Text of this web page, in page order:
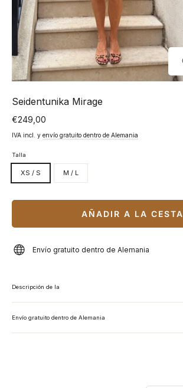
Seidentunika Mirage
Precio
normal
€249,00
IVA incl. y envío gratuito dentro de Alemania
Talla
XS / S M / L
AÑADIR A LA CESTA
Envío gratuito dentro de Alemania
Descripción de la
Envío gratuito dentro de Alemania